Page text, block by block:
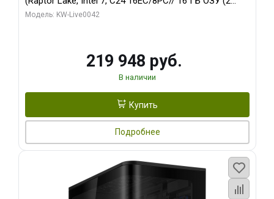
модуля)/ Gigabyte RTX5070Ti EAGLE OC ICE SFF 16GB
Модель: KW-Live0042
219 948 руб.
В наличии
Купить
Подробнее